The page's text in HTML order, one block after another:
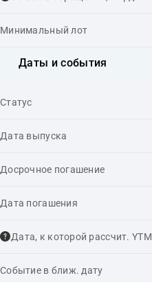
Минимальный лот
Даты и события
Статус
Дата выпуска
Досрочное погашение
Дата погашения
Дата, к которой рассчит. YTM
Событие в ближ. дату